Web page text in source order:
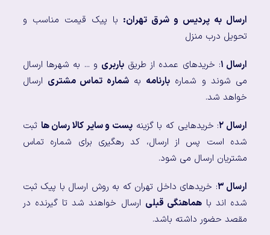
ارسال به پردیس و شرق تهران: با پیک قیمت مناسب و
تحویل درب منزل
ارسال ۱ : خریدهای عمده از طریقباربری و ... به شهرها ارسال
می شوند و شماره بارنامه بهشماره تماس مشتری ارسال
خواهد شد.
ارسال ۲ : خریدهایی که با گزینه پست و سایر کالا رسان ها ثبت
شده است پس از ارسال، کد رهگیری برای شماره تماس
مشتریان ارسال می شود.
ارسال ۳
: خریدهای داخل تهران که به روش ارسال با پیک ثبت
شده اند باهماهنگی قبلی ارسال خواهند شد تا گیرنده در
مقصد حضور داشته باشد.